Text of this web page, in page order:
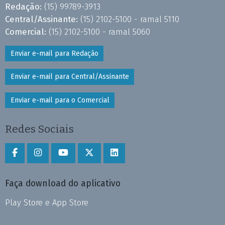
Redação: (15) 99789-3913
Central/Assinante: (15) 2102-5100 - ramal 5110
Comercial: (15) 2102-5100 - ramal 5060
Enviar e-mail para Redação
Enviar e-mail para Central/Assinante
Enviar e-mail para o Comercial
Redes Sociais
Faça download do aplicativo
Play Store e App Store